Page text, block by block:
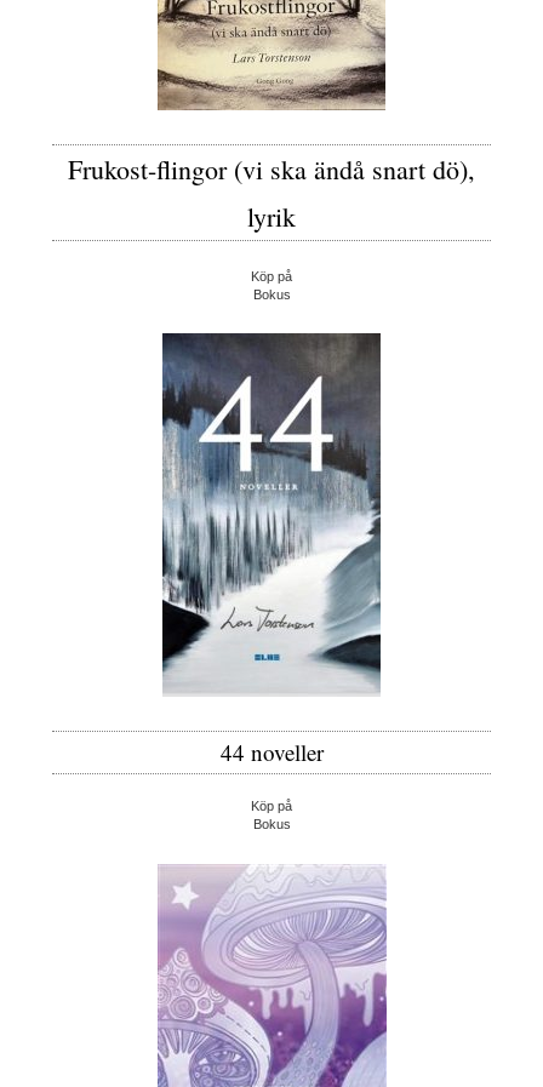
Frukost-flingor (vi ska ändå snart dö),
lyrik
Köp på
Bokus
44 noveller
Köp på
Bokus